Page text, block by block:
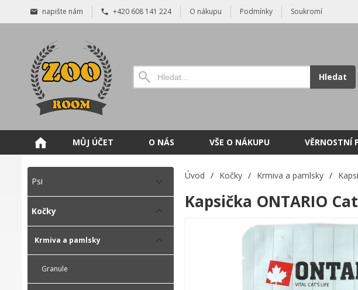
napište nám +420 608 141 224 O nákupu Podmínky Soukromí
Hledat
MŮJ ÚČET O NÁS VŠE O NÁKUPU VĚRNOSTNÍ
Psi
Kočky
Krmiva a pamlsky
Granule
Úvod / Kočky / Krmiva a pamlsky /
Kapsička ONTARIO